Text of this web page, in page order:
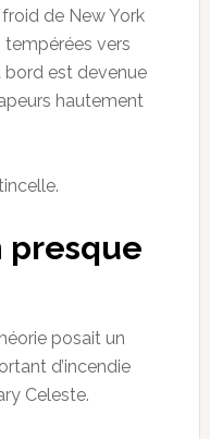
de New York
tempérées vers
bord est devenue
hautement
presque
posait un
d’incendie
Celeste.